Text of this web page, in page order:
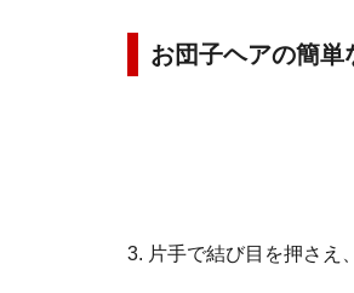
お団子ヘアの簡
3. 片手で結び目を押さえ